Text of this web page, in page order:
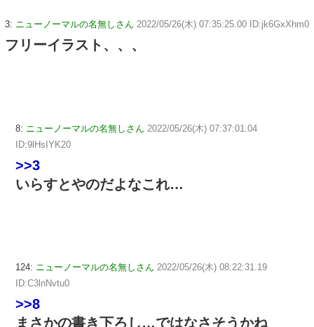
3: ニューノーマルの名無しさん 2022/05/26(木) 07:35:25.00 ID:jk6GxXhm0
フリーイラスト、、、
8: ニューノーマルの名無しさん 2022/05/26(木) 07:37:01.04
ID:9lHsIYK20
>>3
いらすとやのだよなこれ…
124: ニューノーマルの名無しさん 2022/05/26(木) 08:22:31.19
ID:C3lnNvtu0
>>8
まさかの書き下ろし…ではなさそうかね